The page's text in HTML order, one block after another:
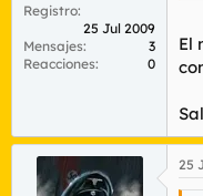
Registro
25 Jul 2009
Mensajes
3
Reacciones
0
El
25